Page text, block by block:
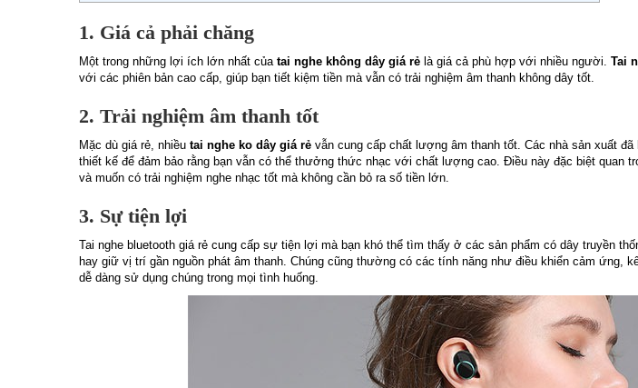
1. Giá cả phải chăng
Một trong những lợi ích lớn nhất của tai nghe không dây giá rẻ là giá cả phù hợp với nhiều người. Tai
với các phiên bản cao cấp, giúp bạn tiết kiệm tiền mà vẫn có trải nghiệm âm thanh không dây tốt.
2. Trải nghiệm âm thanh tốt
Mặc dù giá rẻ, nhiều tai nghe ko dây giá rẻ vẫn cung cấp chất lượng âm thanh tốt. Các nhà sản xuất
thiết kế để đảm bảo rằng bạn vẫn có thể thưởng thức nhạc với chất lượng cao. Điều này đặc biệt quan
và muốn có trải nghiệm nghe nhạc tốt mà không cần bỏ ra số tiền lớn.
3. Sự tiện lợi
Tai nghe bluetooth giá rẻ cung cấp sự tiện lợi mà bạn khó thể tìm thấy ở các sản phẩm có dây truyền
hay giữ vị trí gần nguồn phát âm thanh. Chúng cũng thường có các tính năng như điều khiển cảm ứng,
dễ dàng sử dụng chúng trong mọi tình huống.